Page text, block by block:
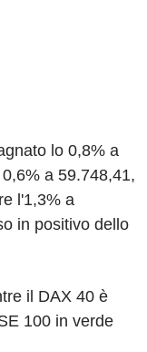
lo 0,8% a
a 59.748,41,
l'1,3% a
in positivo dello
il DAX 40 è
100 in verde